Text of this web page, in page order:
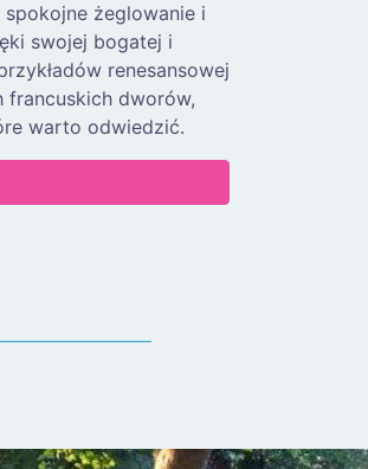
spokojne żeglowanie i
swojej bogatej i
renesansowej
francuskich dworów,
warto odwiedzić.